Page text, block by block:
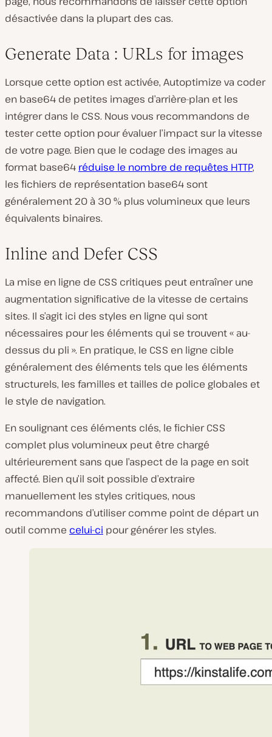
désactivée dans la plupart des cas.
Generate Data : URLs for images
Lorsque cette option est activée, Autoptimize va coder
en base64 de petites images d’arrière-plan et les
intégrer dans le CSS. Nous vous recommandons de
tester cette option pour évaluer l’impact sur la vitesse
de votre page. Bien que le codage des images au
format base64 réduise le nombre de requêtes HTTP,
les fichiers de représentation base64 sont
généralement 20 à 30 % plus volumineux que leurs
équivalents binaires.
Inline and Defer CSS
La mise en ligne de CSS critiques peut entraîner une
augmentation significative de la vitesse de certains
sites. Il s’agit ici des styles en ligne qui sont
nécessaires pour les éléments qui se trouvent « au-
dessus du pli ». En pratique, le CSS en ligne cible
généralement des éléments tels que les éléments
structurels, les familles et tailles de police globales et
le style de navigation.
En soulignant ces éléments clés, le fichier CSS
complet plus volumineux peut être chargé
ultérieurement sans que l’aspect de la page en soit
affecté. Bien qu’il soit possible d’extraire
manuellement les styles critiques, nous
recommandons d’utiliser comme point de départ un
outil comme celui-ci pour générer les styles.